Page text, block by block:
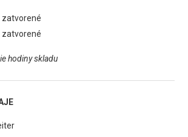
zatvorené
zatvorené
hodiny skladu